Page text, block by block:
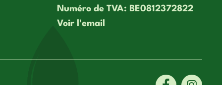
Numéro de TVA: BE0812372822
Voir l'email